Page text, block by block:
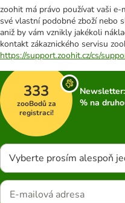
zoohit má právo používat vaši
své vlastní podobné zboží nebo
aniž by vám vznikly jakékoli
kontakt zákaznického servisu
https://support.zoohit.cz/cs/
333
zooBodů za
registraci!
% na
Vyberte prosím alespoň